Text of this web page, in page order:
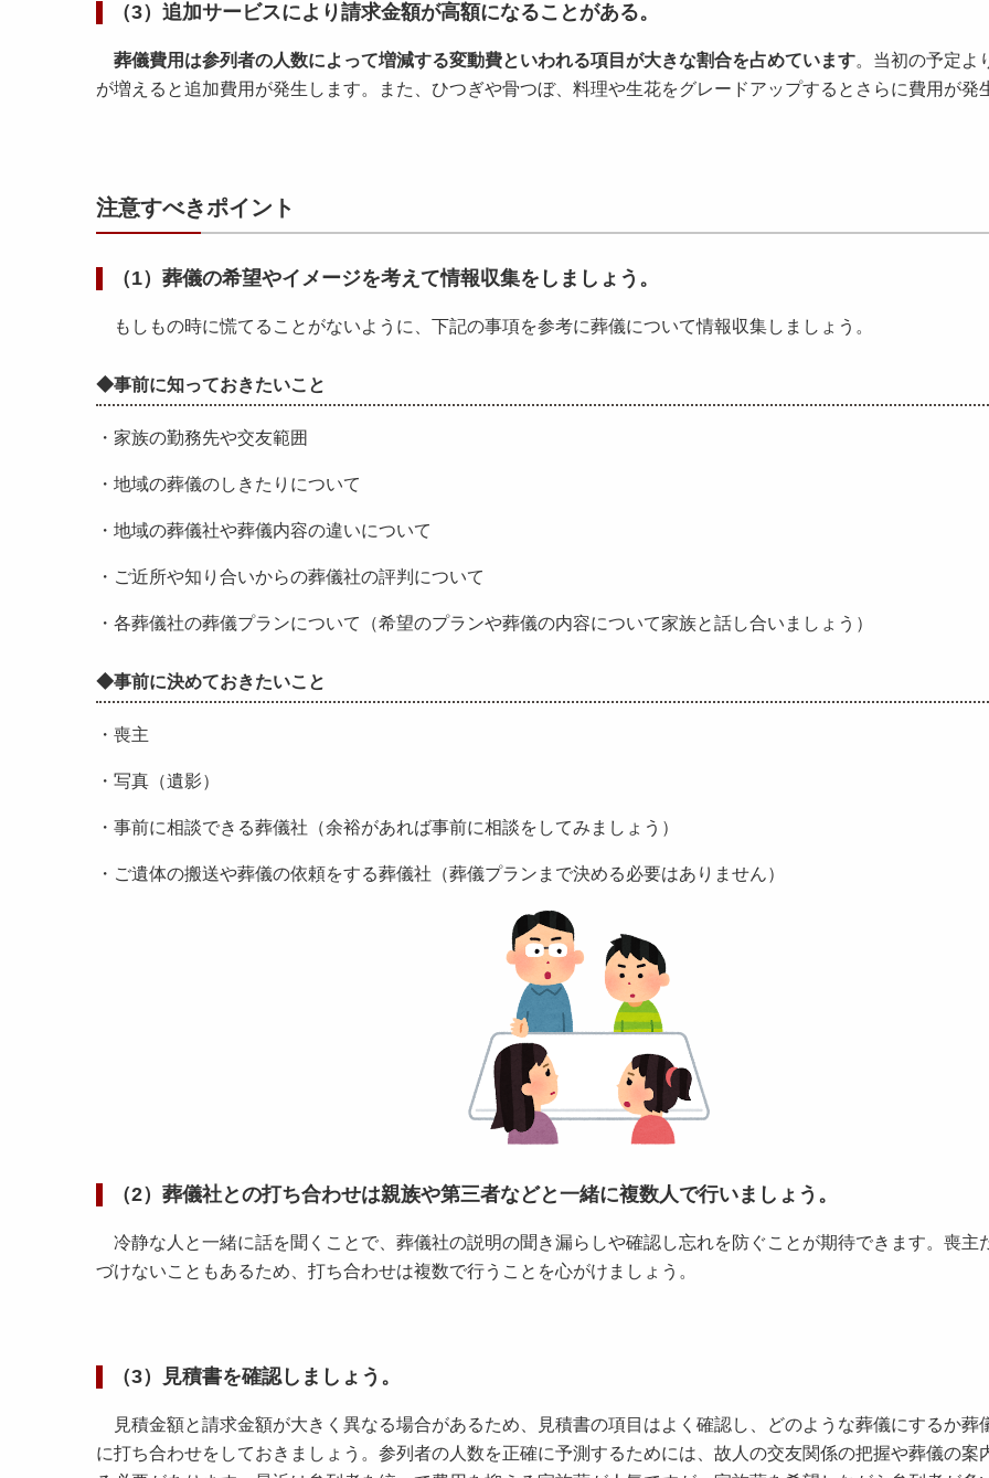
（3）追加サービスにより請求金額が高額になることがある。
葬儀費用は参列者の人数によって増減する変動費といわれる項目が大きな割合を占めています。当初の予定よ
が増えると追加費用が発生します。また、ひつぎや骨つぼ、料理や生花をグレードアップするとさらに費用が発
注意すべきポイント
（1）葬儀の希望やイメージを考えて情報収集をしましょう。
もしもの時に慌てることがないように、下記の事項を参考に葬儀について情報収集しましょう。
◆事前に知っておきたいこと
・家族の勤務先や交友範囲
・地域の葬儀のしきたりについて
・地域の葬儀社や葬儀内容の違いについて
・ご近所や知り合いからの葬儀社の評判について
・各葬儀社の葬儀プランについて（希望のプランや葬儀の内容について家族と話し合いましょう）
◆事前に決めておきたいこと
・喪主
・写真（遺影）
・事前に相談できる葬儀社（余裕があれば事前に相談をしてみましょう）
・ご遺体の搬送や葬儀の依頼をする葬儀社（葬儀プランまで決める必要はありません）
（2）葬儀社との打ち合わせは親族や第三者などと一緒に複数人で行いましょう。
冷静な人と一緒に話を聞くことで、葬儀社の説明の聞き漏らしや確認し忘れを防ぐことが期待できます。喪主
づけないこともあるため、打ち合わせは複数で行うことを心がけましょう。
（3）見積書を確認しましょう。
見積金額と請求金額が大きく異なる場合があるため、見積書の項目はよく確認し、どのような葬儀にするか葬
に打ち合わせをしておきましょう。参列者の人数を正確に予測するためには、故人の交友関係の把握や葬儀の案